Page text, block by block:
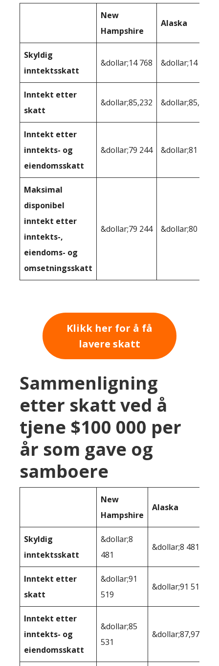
New
Hampshire
Alaska
Skyldig
inntektsskatt
&dollar;14 768 &dollar;14 768
Inntekt etter
skatt
&dollar;85,232 &dollar;85,232
Inntekt etter
inntekts- og
eiendomsskatt
&dollar;79 244 &dollar;81 692
Maksimal
disponibel
inntekt etter
inntekts-,
eiendoms- og
omsetningsskatt
&dollar;79 244 &dollar;80 279
Klikk her for å få
lavere skatt
Sammenligning
etter skatt ved å
tjene $100 000 per
år som gave og
samboere
New
Hampshire
Alaska
Skyldig
inntektsskatt
&dollar;8
481
&dollar;8 481
Inntekt etter
skatt
&dollar;91
519
&dollar;91 519
Inntekt etter
inntekts- og
eiendomsskatt
&dollar;85
531
&dollar;87,979